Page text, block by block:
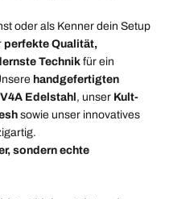
oder als Kenner dein Setup
perfekte Qualität,
Technik für ein
handgefertigten
Edelstahl , unser Kult-
sowie unser innovatives
sondern echte